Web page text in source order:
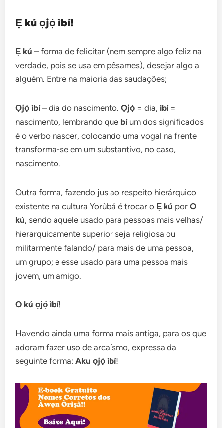
Ẹ kú ọjọ́ ìbí!
Ẹ kú – forma de felicitar (nem sempre algo feliz na
verdade, pois se usa em pêsames), desejar algo a
alguém. Entre na maioria das saudações;
Ọjọ́ ìbí– dia do nascimento.Ọjọ́ = dia,ìbí=
nascimento, lembrando que bíum dos significados
é o verbo nascer, colocando uma vogal na frente
transforma-se em um substantivo, no caso,
nascimento.
Outra forma, fazendo jus ao respeito hierárquico
existente na cultura Yorùbá é trocar o Ẹ kú porO
kú, sendo aquele usado para pessoas mais velhas/
hierarquicamente superior seja religiosa ou
militarmente falando/ para mais de uma pessoa,
um grupo; e esse usado para uma pessoa mais
jovem, um amigo.
O kú ọjọ́ ìbí!
Havendo ainda uma forma mais antiga, para os que
adoram fazer uso de arcaísmo, expressa da
seguinte forma:Aku ọjọ́ ìbí!